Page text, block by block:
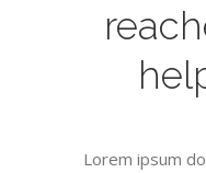
Lorem ipsum